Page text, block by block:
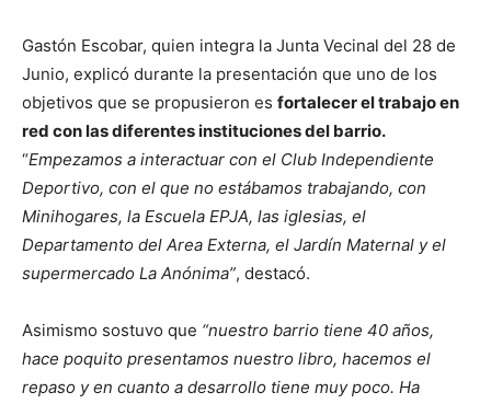
Gastón Escobar, quien integra la Junta Vecinal del 28 de
Junio, explicó durante la presentación que uno de los
objetivos que se propusieron es fortalecer el trabajo en
red con las diferentes instituciones del barrio.
“Empezamos a interactuar con el Club Independiente
Deportivo, con el que no estábamos trabajando, con
Minihogares, la Escuela EPJA, las iglesias, el
Departamento del Area Externa, el Jardín Maternal y el
supermercado La Anónima”, destacó.
Asimismo sostuvo que “nuestro barrio tiene 40 años,
hace poquito presentamos nuestro libro, hacemos el
repaso y en cuanto a desarrollo tiene muy poco. Ha